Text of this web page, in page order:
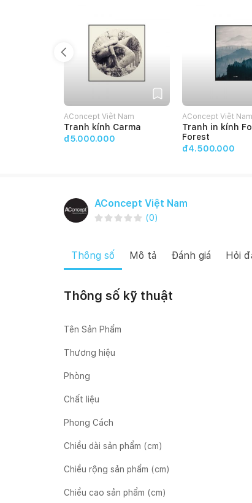
AConcept Việt Nam
Tranh kính Carma
đ5.000.000
AConcept Việt Nam
Tranh in kính
Forest
đ4.500.000
AConcept Việt Nam
(0)
Thông số Mô tả Đánh giá Hỏi
Thông số kỹ thuật
Tên Sản Phẩm
Thương hiệu
Phòng
Chất liệu
Phong Cách
Chiều dài sản phẩm (cm)
Chiều rộng sản phẩm (cm)
Chiều cao sản phẩm (cm)